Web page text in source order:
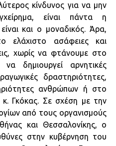
κίνδυνος για να μην
είναι πάντα η
και ο μοναδικός. Άρα,
ελάχιστο ασάφειες και
χωρίς να φτάνουμε στο
δημιουργεί αρνητικές
δραστηριότητες,
ανθρώπων ή στο
κ. Γκόκας. Σε σχέση με την
από τους οργανισμούς
και Θεσσαλονίκης, ο
στην κυβέρνηση του